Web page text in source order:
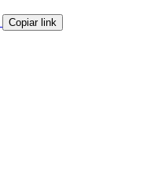
Copiar link